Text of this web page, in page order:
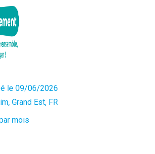
le 09/06/2026
Grand Est, FR
mois